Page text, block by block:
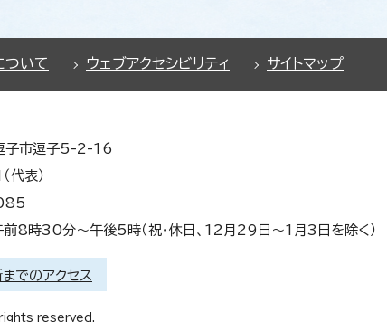
ついて ウェブアクセシビリティ サイトマップ
市逗子5-2-16
表）
前8時30分～午後5時（祝・休日、12月29日～1月3日を除く）
でのアクセス
reserved.